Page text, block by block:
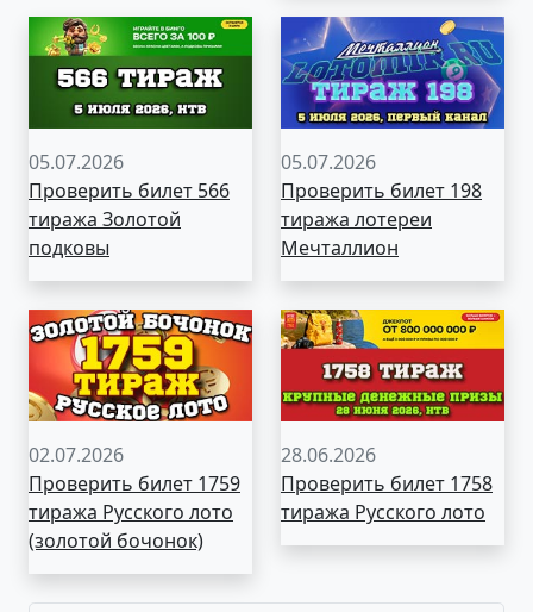
05.07.2026
Проверить билет 566
тиража Золотой
подковы
05.07.2026
Проверить билет 198
тиража лотереи
Мечталлион
02.07.2026
Проверить билет 1759
тиража Русского лото
(золотой бочонок)
28.06.2026
Проверить билет 1758
тиража Русского лото